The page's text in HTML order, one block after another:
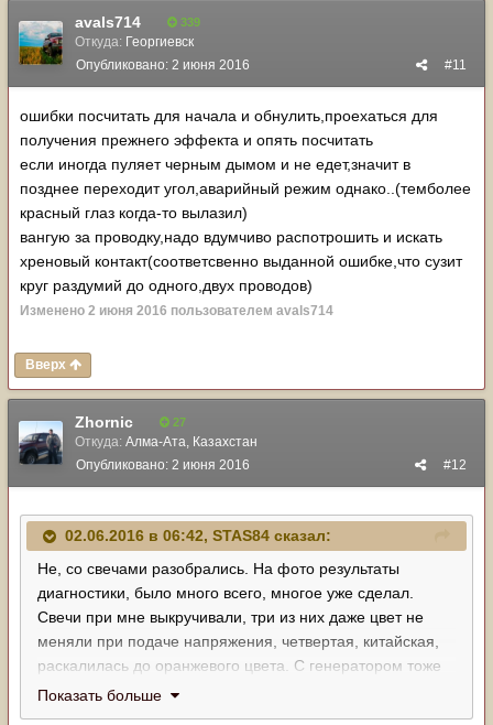
avals714 339
Откуда: Георгиевск
#11
Опубликовано: 2 июня 2016
ошибки посчитать для начала и обнулить,проехаться для
получения прежнего эффекта и опять посчитать
если иногда пуляет черным дымом и не едет,значит в
позднее переходит угол,аварийный режим однако..(темболее
красный глаз когда-то вылазил)
вангую за проводку,надо вдумчиво распотрошить и искать
хреновый контакт(соответсвенно выданной ошибке,что сузит
круг раздумий до одного,двух проводов)
Изменено 2 июня 2016 пользователем avals714
Вверх
Zhornic 27
Откуда: Алма-Ата, Казахстан
#12
Опубликовано: 2 июня 2016
02.06.2016 в 06:42, STAS84 сказал:
Не, со свечами разобрались. На фото результаты
диагностики, было много всего, многое уже сделал.
Свечи при мне выкручивали, три из них даже цвет не
меняли при подаче напряжения, четвертая, китайская,
раскалилась до оранжевого цвета. С генератором тоже
проблемы были, но это все решено, о чем я и написал
выше.
Показать больше